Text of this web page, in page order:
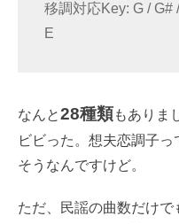
移調対応Key: G / G#
E
なんと28種類もありま
ビビった。想夫恋調子
そうなんですけど。
ただ、民謡の曲数だけで